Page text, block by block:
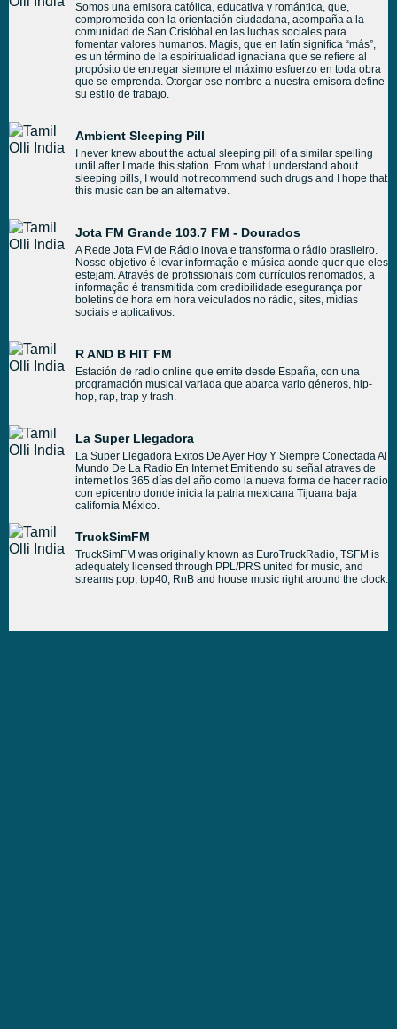
Somos una emisora católica, educativa y romántica, que,
comprometida con la orientación ciudadana, acompaña a la
comunidad de San Cristóbal en las luchas sociales para
fomentar valores humanos. Magis, que en latín significa “más”,
es un término de la espiritualidad ignaciana que se refiere al
propósito de entregar siempre el máximo esfuerzo en toda obra
que se emprenda. Otorgar ese nombre a nuestra emisora define
su estilo de trabajo.
Ambient Sleeping Pill
I never knew about the actual sleeping pill of a similar spelling
until after I made this station. From what I understand about
sleeping pills, I would not recommend such drugs and I hope that
this music can be an alternative.
Jota FM Grande 103.7 FM - Dourados
A Rede Jota FM de Rádio inova e transforma o rádio brasileiro.
Nosso objetivo é levar informação e música aonde quer que eles
estejam. Através de profissionais com currículos renomados, a
informação é transmitida com credibilidade esegurança por
boletins de hora em hora veiculados no rádio, sites, mídias
sociais e aplicativos.
R AND B HIT FM
Estación de radio online que emite desde España, con una
programación musical variada que abarca vario géneros, hip-
hop, rap, trap y trash.
La Super Llegadora
La Super Llegadora Exitos De Ayer Hoy Y Siempre Conectada Al
Mundo De La Radio En Internet Emitiendo su señal atraves de
internet los 365 días del año como la nueva forma de hacer radio
con epicentro donde inicia la patria mexicana Tijuana baja
california México.
TruckSimFM
TruckSimFM was originally known as EuroTruckRadio, TSFM is
adequately licensed through PPL/PRS united for music, and
streams pop, top40, RnB and house music right around the clock.